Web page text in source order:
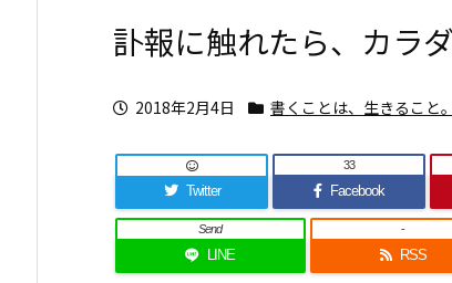
訃報に触れたら、カラ
2018年2月4日 書くことは、生きること。
Twitter Facebook
33
LINE
Send
RSS
-